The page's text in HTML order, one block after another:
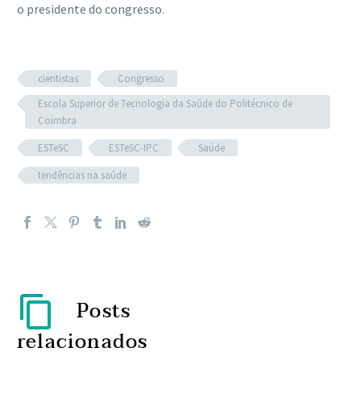
o presidente do congresso.
cientistas
Congresso
Escola Superior de Tecnologia da Saúde do Politécnico de
Coimbra
ESTeSC
ESTeSC-IPC
Saúde
tendências na saúde
Posts
relacionados